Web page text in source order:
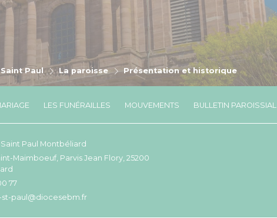
Saint Paul La paroisse Présentation et historique
LES FUNÉRAILLES MOUVEMENTS BULLETIN PAROISSIAL
Paul Montbéliard
Maimboeuf, Parvis Jean Flory, 25200
77
st-paul@diocesebm.fr